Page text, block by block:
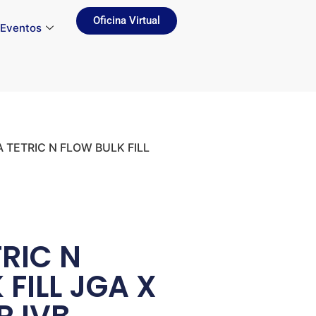
Eventos
Oficina Virtual
TETRIC N FLOW BULK FILL
N
FILL JGA X